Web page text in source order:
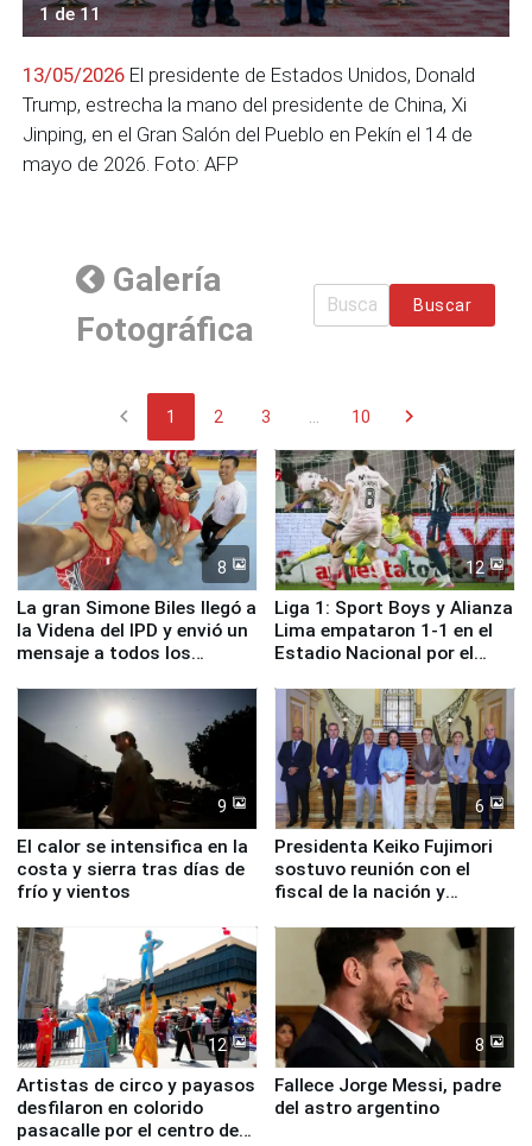
1 de 11
13/05/2026 El presidente de Estados Unidos, Donald
Trump, estrecha la mano del presidente de China, Xi
Jinping, en el Gran Salón del Pueblo en Pekín el 14 de
mayo de 2026. Foto: AFP
Galería
Fotográfica
Buscar
chevron_left 1 2 3 10 chevron_right
8
La gran Simone Biles llegó a
la Videna del IPD y envió un
mensaje a todos los
12
Liga 1: Sport Boys y Alianza
Lima empataron 1-1 en el
Estadio Nacional por el
9
El calor se intensifica en la
costa y sierra tras días de
frío y vientos
6
Presidenta Keiko Fujimori
sostuvo reunión con el
fiscal de la nación y
12
Artistas de circo y payasos
desfilaron en colorido
pasacalle por el centro de
8
Fallece Jorge Messi, padre
del astro argentino